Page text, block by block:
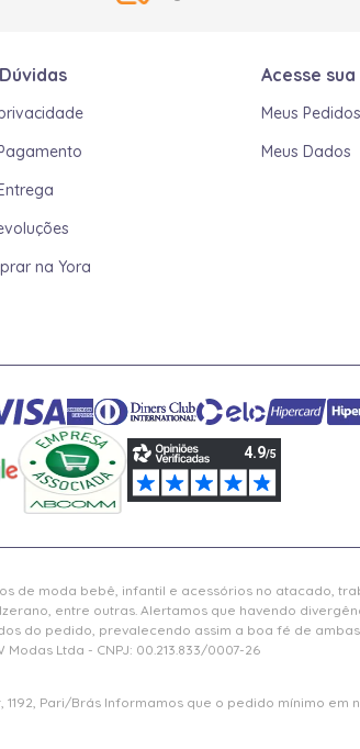
na Yora
Acesse
Meus Pedidos
Meus Dados
de moda bebê, infantil e acessórios no atacado,
entre outras. Alertamos que havendo
do pedido, prevalecendo assim a boa fé de
Modas Ltda - CNPJ: 00.213.833/0007-26
Pari/Brás Informamos que o pedido mínimo em